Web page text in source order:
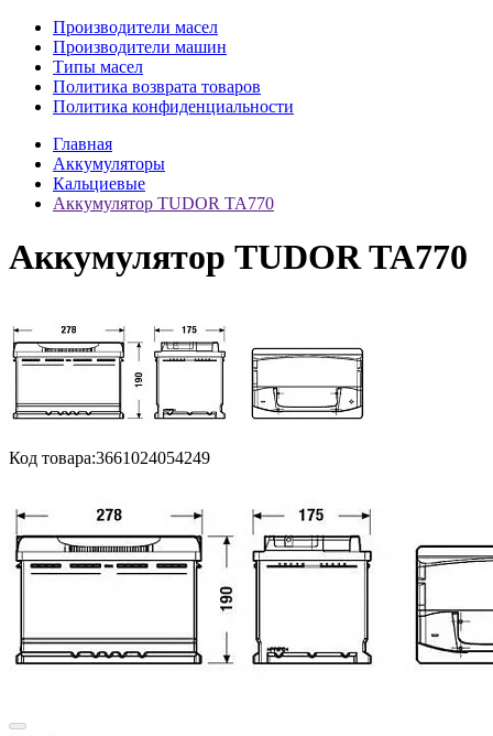
Производители масел
Производители машин
Типы масел
Политика возврата товаров
Политика конфиденциальности
Главная
Аккумуляторы
Кальциевые
Аккумулятор TUDOR TA770
Аккумулятор TUDOR TA770
Код товара:3661024054249